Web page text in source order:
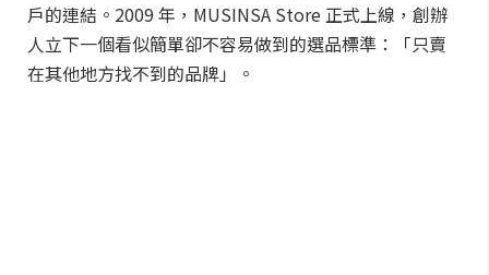
戶的連結。2009 年，MUSINSA Store 正式上線，創辦
人立下一個看似簡單卻不容易做到的選品標準：「只賣
在其他地方找不到的品牌」。